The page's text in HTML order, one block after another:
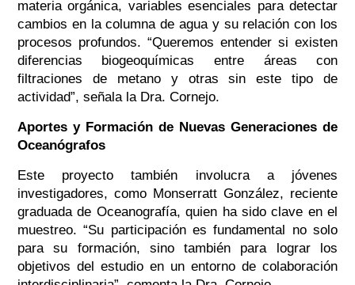
materia orgánica, variables esenciales para detectar
cambios en la columna de agua y su relación con los
procesos profundos. “Queremos entender si existen
diferencias biogeoquímicas entre áreas con
filtraciones de metano y otras sin este tipo de
actividad”, señala la Dra. Cornejo.
Aportes y Formación de Nuevas Generaciones de
Oceanógrafos
Este proyecto también involucra a jóvenes
investigadores, como Monserratt González, reciente
graduada de Oceanografía, quien ha sido clave en el
muestreo. “Su participación es fundamental no solo
para su formación, sino también para lograr los
objetivos del estudio en un entorno de colaboración